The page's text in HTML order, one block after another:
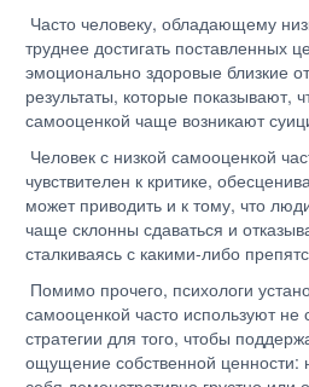
Часто человеку, обладающему
труднее достигать поставленных
эмоционально здоровые близкие
результаты, которые показывают,
самооценкой чаще возникают
Человек с низкой самооценкой
чувствителен к критике,
может приводить и к тому, что
чаще склонны сдаваться и
сталкиваясь с какими-либо
Помимо прочего, психологи
самооценкой часто используют
стратегии для того, чтобы
ощущение собственной ценности: